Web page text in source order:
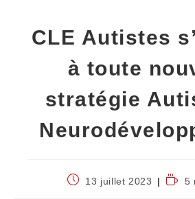
CLE Autistes
à toute
stratégie
13 juillet 2023 5